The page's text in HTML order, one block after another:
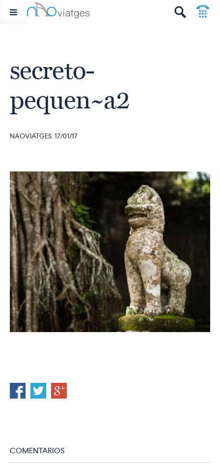
secreto-
pequen~a2
NAOVIATGES. 17/01/17
COMENTARIOS
t
p